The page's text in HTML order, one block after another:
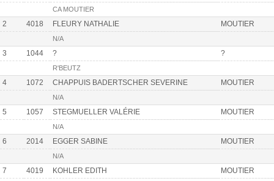
CA MOUTIER
2 4018 FLEURY NATHALIE MOUTIER
N/A
3 1044 ? ?
R'BEUTZ
4 1072 CHAPPUIS BADERTSCHER SEVERINE MOUTIER
N/A
5 1057 STEGMUELLER VALÉRIE MOUTIER
N/A
6 2014 EGGER SABINE MOUTIER
N/A
7 4019 KOHLER EDITH MOUTIER